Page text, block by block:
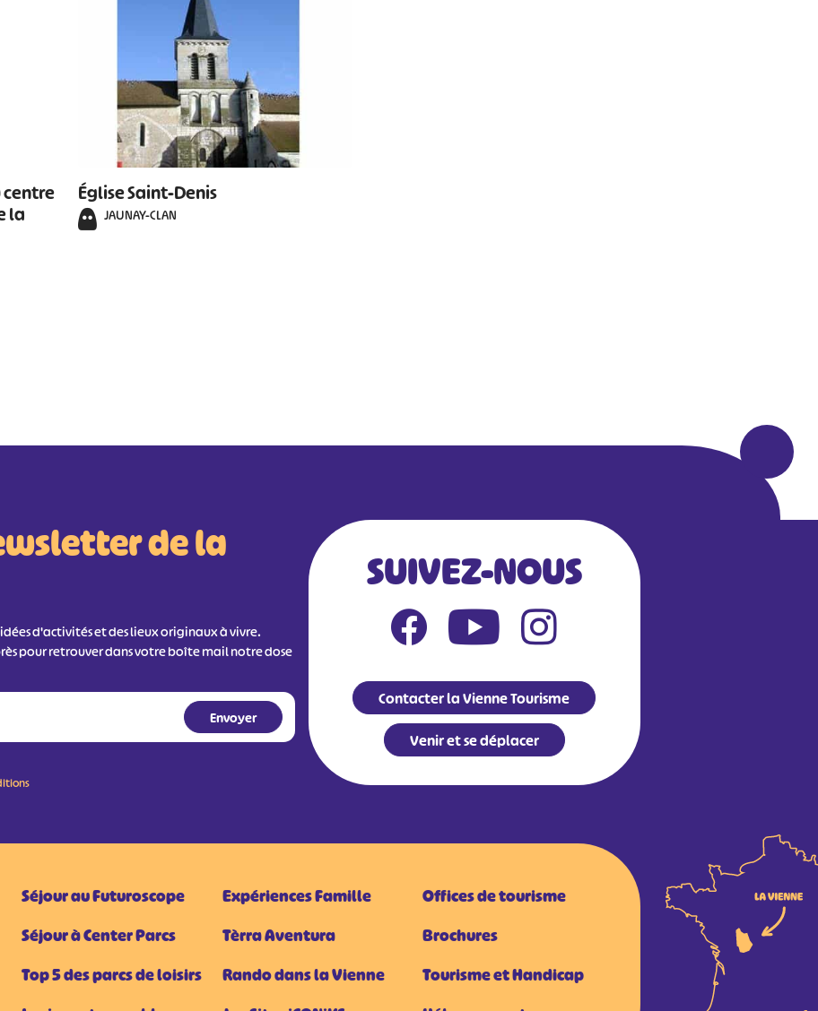
centre
la
Église Saint-Denis
JAUNAY-CLAN
de la
d'activités et des lieux originaux à vivre.
pour retrouver dans votre boîte mail notre dose
SUIVEZ-NOUS
Contacter la Vienne Tourisme
Venir et se déplacer
Séjour au Futuroscope
Séjour à Center Parcs
Top 5 des parcs de loisirs
Expériences Famille
Tèrra Aventura
Rando dans la Vienne
Offices de tourisme
Brochures
Tourisme et Handicap